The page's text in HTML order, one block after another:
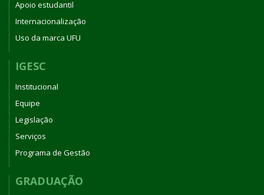
Apoio estudantil
Internacionalização
Uso da marca UFU
IGESC
Institucional
Equipe
Legislação
Serviços
Programa de Gestão
GRADUAÇÃO